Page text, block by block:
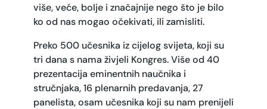
više, veće, bolje i značajnije nego što je bilo
ko od nas mogao očekivati, ili zamisliti.
Preko 500 učesnika iz cijelog svijeta, koji su
tri dana s nama živjeli Kongres. Više od 40
prezentacija eminentnih naučnika i
stručnjaka, 16 plenarnih predavanja, 27
panelista, osam učesnika koji su nam prenijeli